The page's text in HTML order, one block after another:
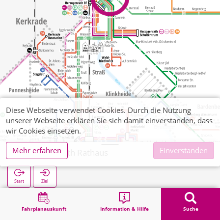
Fahrplanauskunft Information & Hilfe Suche
Herzogenrath Rathaus
Start Ziel
Herzogenrath Rathaus
Diese Webseite verwendet Cookies. Durch die Nutzung
unserer Webseite erklären Sie sich damit einverstanden, dass
wir Cookies einsetzen.
Mehr erfahren
Einverstanden